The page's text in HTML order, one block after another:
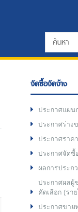
จัดซื้อจัดจ้าง
ประกาศแผน
ประกาศร่าง
ประกาศราค
ประกาศจัดซื้
ผลการประก
ประกาศผลผู้
คัดเลือก (รา
ประกาศขาย